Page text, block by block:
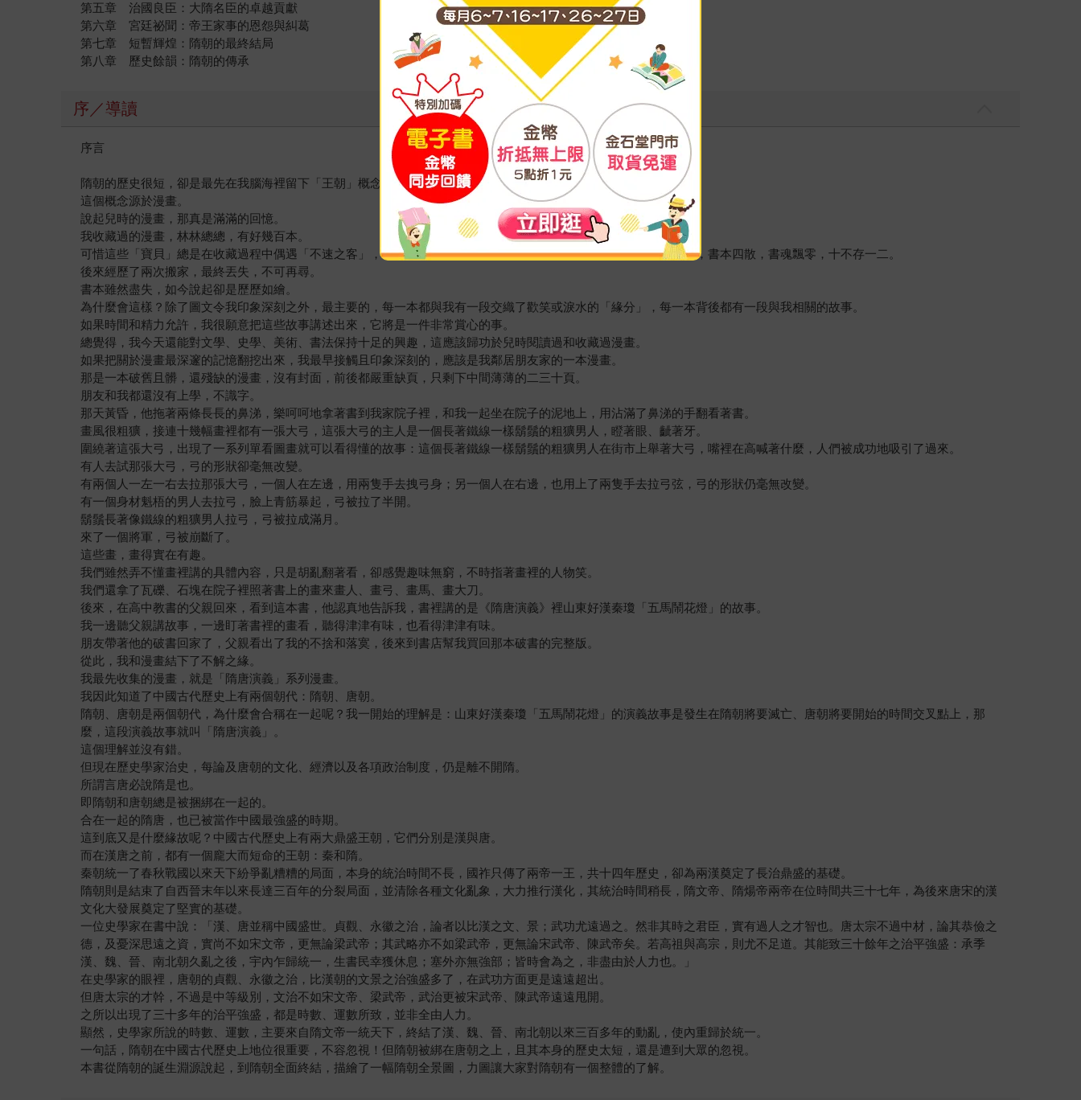
第五章 治國良臣：大隋名臣的卓越貢獻
第六章 宮廷祕聞：帝王家事的恩怨與糾葛
第七章 短暫輝煌：隋朝的最終結局
第八章 歷史餘韻：隋朝的傳承
序／導讀
序言
隋朝的歷史很短，卻是最先在我腦海裡留下「王朝」概念的朝代。
這個概念源於漫畫。
說起兒時的漫畫，那真是滿滿的回憶。
我收藏過的漫畫，林林總總，有好幾百本。
可惜這些「寶貝」總是在收藏過程中偶遇「不速之客」，或被借去或被偷走，書本不斷流失；甚至在我出外求學以後，書本四散，書魂飄零，十不存一二。
後來經歷了兩次搬家，最終丟失，不可再尋。
書本雖然盡失，如今說起卻是歷歷如繪。
為什麼會這樣？除了圖文令我印象深刻之外，最主要的，每一本都與我有一段交織了歡笑或淚水的「緣分」，每一本背後都有一段與我相關的故事。
如果時間和精力允許，我很願意把這些故事講述出來，它將是一件非常賞心的事。
總覺得，我今天還能對文學、史學、美術、書法保持十足的興趣，這應該歸功於兒時閱讀過和收藏過漫畫。
如果把關於漫畫最深邃的記憶翻挖出來，我最早接觸且印象深刻的，應該是我鄰居朋友家的一本漫畫。
那是一本破舊且髒，還殘缺的漫畫，沒有封面，前後都嚴重缺頁，只剩下中間薄薄的二三十頁。
朋友和我都還沒有上學，不識字。
那天黃昏，他拖著兩條長長的鼻涕，樂呵呵地拿著書到我家院子裡，和我一起坐在院子的泥地上，用沾滿了鼻涕的手翻看著書。
畫風很粗獷，接連十幾幅畫裡都有一張大弓，這張大弓的主人是一個長著鐵線一樣鬍鬚的粗獷男人，瞪著眼、齜著牙。
圍繞著這張大弓，出現了一系列單看圖畫就可以看得懂的故事：這個長著鐵線一樣鬍鬚的粗獷男人在街市上舉著大弓，嘴裡在高喊著什麼，人們被成功地吸引了過來。
有人去試那張大弓，弓的形狀卻毫無改變。
有兩個人一左一右去拉那張大弓，一個人在左邊，用兩隻手去拽弓身；另一個人在右邊，也用上了兩隻手去拉弓弦，弓的形狀仍毫無改變。
有一個身材魁梧的男人去拉弓，臉上青筋暴起，弓被拉了半開。
鬍鬚長著像鐵線的粗獷男人拉弓，弓被拉成滿月。
來了一個將軍，弓被崩斷了。
這些畫，畫得實在有趣。
我們雖然弄不懂畫裡講的具體內容，只是胡亂翻著看，卻感覺趣味無窮，不時指著畫裡的人物笑。
我們還拿了瓦礫、石塊在院子裡照著書上的畫來畫人、畫弓、畫馬、畫大刀。
後來，在高中教書的父親回來，看到這本書，他認真地告訴我，書裡講的是《隋唐演義》裡山東好漢秦瓊「五馬鬧花燈」的故事。
我一邊聽父親講故事，一邊盯著書裡的畫看，聽得津津有味，也看得津津有味。
朋友帶著他的破書回家了，父親看出了我的不捨和落寞，後來到書店幫我買回那本破書的完整版。
從此，我和漫畫結下了不解之緣。
我最先收集的漫畫，就是「隋唐演義」系列漫畫。
我因此知道了中國古代歷史上有兩個朝代：隋朝、唐朝。
隋朝、唐朝是兩個朝代，為什麼會合稱在一起呢？我一開始的理解是：山東好漢秦瓊「五馬鬧花燈」的演義故事是發生在隋朝將要滅亡、唐朝將要開始的時間交叉點上，那
麼，這段演義故事就叫「隋唐演義」。
這個理解並沒有錯。
但現在歷史學家治史，每論及唐朝的文化、經濟以及各項政治制度，仍是離不開隋。
所謂言唐必說隋是也。
即隋朝和唐朝總是被捆綁在一起的。
合在一起的隋唐，也已被當作中國最強盛的時期。
這到底又是什麼緣故呢？中國古代歷史上有兩大鼎盛王朝，它們分別是漢與唐。
而在漢唐之前，都有一個龐大而短命的王朝：秦和隋。
秦朝統一了春秋戰國以來天下紛爭亂糟糟的局面，本身的統治時間不長，國祚只傳了兩帝一王，共十四年歷史，卻為兩漢奠定了長治鼎盛的基礎。
隋朝則是結束了自西晉末年以來長達三百年的分裂局面，並清除各種文化亂象，大力推行漢化，其統治時間稍長，隋文帝、隋煬帝兩帝在位時間共三十七年，為後來唐宋的漢
文化大發展奠定了堅實的基礎。
一位史學家在書中說：「漢、唐並稱中國盛世。貞觀、永徽之治，論者以比漢之文、景；武功尤遠過之。然非其時之君臣，實有過人之才智也。唐太宗不過中材，論其恭儉之
德，及憂深思遠之資，實尚不如宋文帝，更無論梁武帝；其武略亦不如梁武帝，更無論宋武帝、陳武帝矣。若高祖與高宗，則尤不足道。其能致三十餘年之治平強盛：承季
漢、魏、晉、南北朝久亂之後，宇內乍歸統一，生書民幸獲休息；塞外亦無強部；皆時會為之，非盡由於人力也。」
在史學家的眼裡，唐朝的貞觀、永徽之治，比漢朝的文景之治強盛多了，在武功方面更是遠遠超出。
但唐太宗的才幹，不過是中等級別，文治不如宋文帝、梁武帝，武治更被宋武帝、陳武帝遠遠甩開。
之所以出現了三十多年的治平強盛，都是時數、運數所致，並非全由人力。
顯然，史學家所說的時數、運數，主要來自隋文帝一統天下，終結了漢、魏、晉、南北朝以來三百多年的動亂，使內重歸於統一。
一句話，隋朝在中國古代歷史上地位很重要，不容忽視！但隋朝被綁在唐朝之上，且其本身的歷史太短，還是遭到大眾的忽視。
本書從隋朝的誕生淵源說起，到隋朝全面終結，描繪了一幅隋朝全景圖，力圖讓大家對隋朝有一個整體的了解。